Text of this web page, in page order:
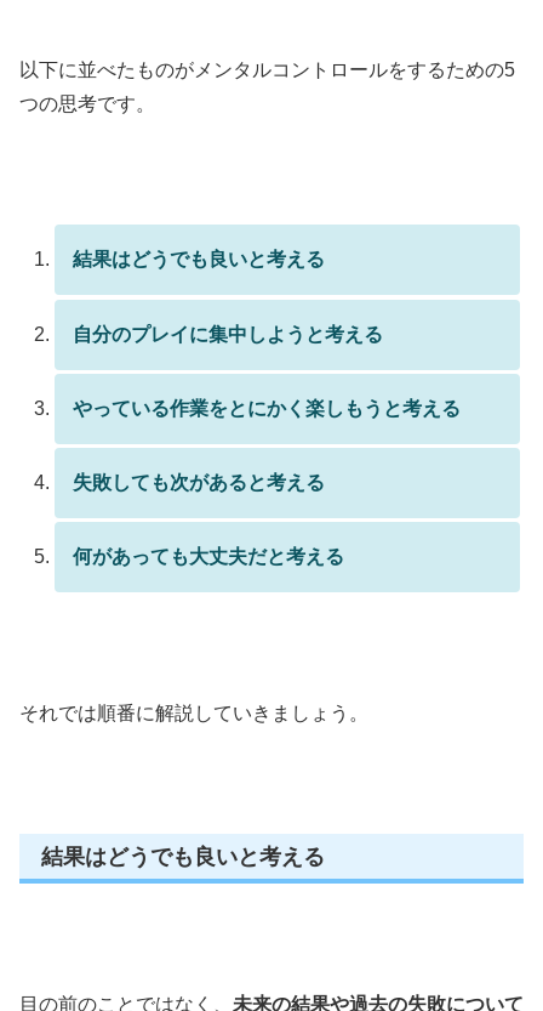
以下に並べたものがメンタルコントロールをするための5
つの思考です。
結果はどうでも良いと考える
自分のプレイに集中しようと考える
やっている作業をとにかく楽しもうと考える
失敗しても次があると考える
何があっても大丈夫だと考える
それでは順番に解説していきましょう。
結果はどうでも良いと考える
目の前のことではなく、 未来の結果や過去の失敗について